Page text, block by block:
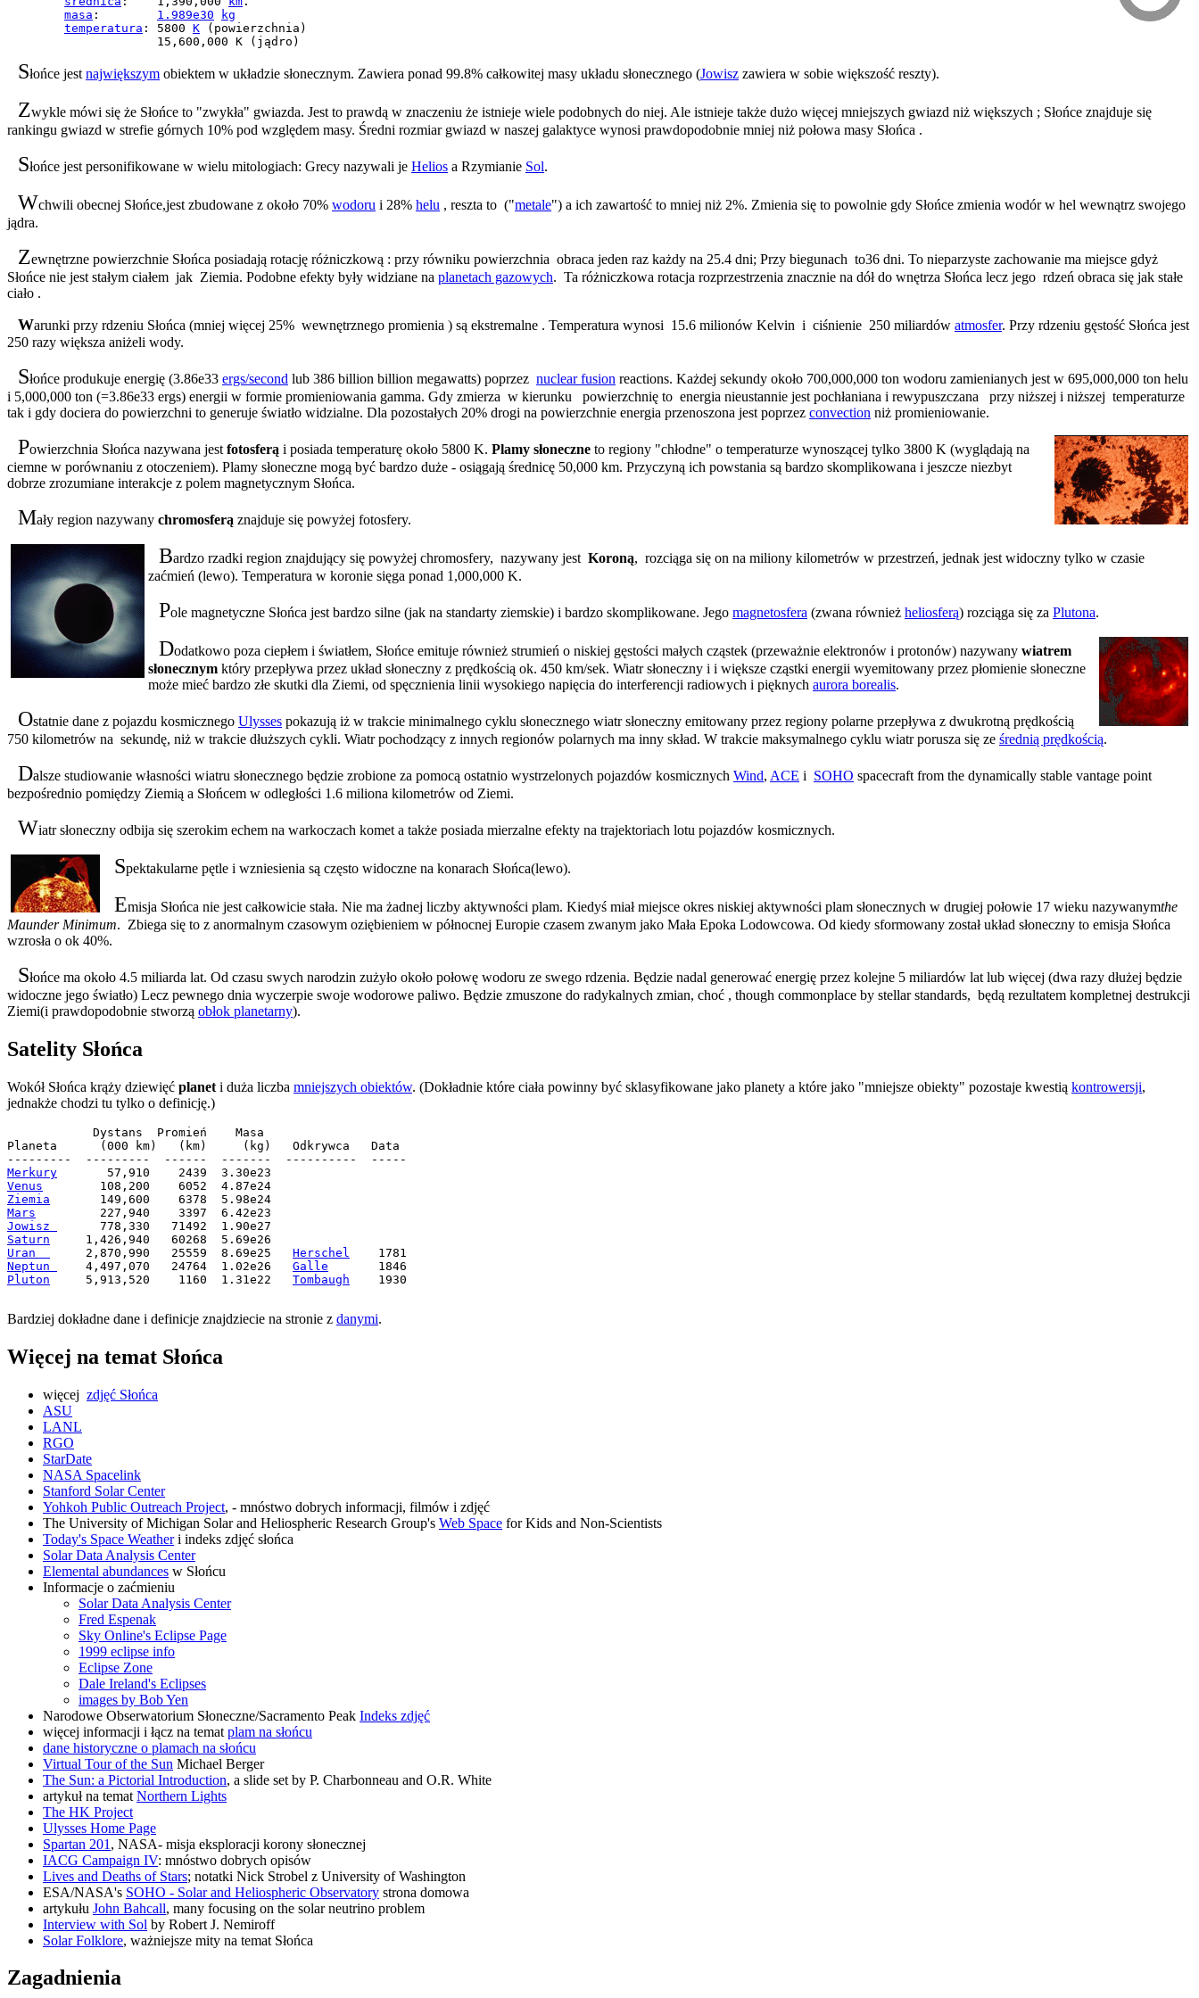
masa : 1.989e30
kg
temperatura : 5800 K (powierzchnia)
                     15,600,000 K (jądro)
Słońce jest największym obiektem w układzie słonecznym. Zawiera ponad 99.8% całkowitej masy układu słonecznego (Jowisz zawiera w sobie większość reszty).
Zwykle mówi się że Słońce to "zwykła" gwiazda. Jest to prawdą w znaczeniu że istnieje wiele podobnych do niej. Ale istnieje także dużo więcej mniejszych gwiazd niż większych ; Słońce znajduje się
rankingu gwiazd w strefie górnych 10% pod względem masy. Średni rozmiar gwiazd w naszej galaktyce wynosi prawdopodobnie mniej niż połowa masy Słońca .
Słońce jest personifikowane w wielu mitologiach: Grecy nazywali je Helios a Rzymianie Sol.
Wchwili obecnej Słońce,jest zbudowane z około 70% wodoru i 28% helu , reszta to ("metale") a ich zawartość to mniej niż 2%. Zmienia się to powolnie gdy Słońce zmienia wodór w hel wewnątrz swojego
jądra.
Zewnętrzne powierzchnie Słońca posiadają rotację różniczkową : przy równiku powierzchnia obraca jeden raz każdy na 25.4 dni; Przy biegunach to36 dni. To nieparzyste zachowanie ma miejsce gdyż
Słońce nie jest stałym ciałem jak Ziemia. Podobne efekty były widziane na planetach gazowych. Ta różniczkowa rotacja rozprzestrzenia znacznie na dół do wnętrza Słońca lecz jego rdzeń obraca się jak stałe
ciało .
Warunki przy rdzeniu Słońca (mniej więcej 25% wewnętrznego promienia ) są ekstremalne . Temperatura wynosi 15.6 milionów Kelvin i ciśnienie 250 miliardów atmosfer. Przy rdzeniu gęstość Słońca jest
250 razy większa aniżeli wody.
Słońce produkuje energię (3.86e33 ergs/second lub 386 billion billion megawatts) poprzez nuclear fusion reactions. Każdej sekundy około 700,000,000 ton wodoru zamienianych jest w 695,000,000 ton helu
i 5,000,000 ton (=3.86e33 ergs) energii w formie promieniowania gamma. Gdy zmierza w kierunku powierzchnię to energia nieustannie jest pochłaniana i rewypuszczana przy niższej i niższej temperaturze
tak i gdy dociera do powierzchni to generuje światło widzialne. Dla pozostałych 20% drogi na powierzchnie energia przenoszona jest poprzez convection niż promieniowanie.
Powierzchnia Słońca nazywana jest fotosferą i posiada temperaturę około 5800 K. Plamy słoneczne to regiony "chłodne" o temperaturze wynoszącej tylko 3800 K (wyglądają na
ciemne w porównaniu z otoczeniem). Plamy słoneczne mogą być bardzo duże - osiągają średnicę 50,000 km. Przyczyną ich powstania są bardzo skomplikowana i jeszcze niezbyt
dobrze zrozumiane interakcje z polem magnetycznym Słońca.
Mały region nazywany chromosferą znajduje się powyżej fotosfery.
Bardzo rzadki region znajdujący się powyżej chromosfery, nazywany jest Koroną, rozciąga się on na miliony kilometrów w przestrzeń, jednak jest widoczny tylko w czasie
zaćmień (lewo). Temperatura w koronie sięga ponad 1,000,000 K.
Pole magnetyczne Słońca jest bardzo silne (jak na standarty ziemskie) i bardzo skomplikowane. Jego magnetosfera (zwana również heliosferą) rozciąga się za Plutona.
Dodatkowo poza ciepłem i światłem, Słońce emituje również strumień o niskiej gęstości małych cząstek (przeważnie elektronów i protonów) nazywany wiatrem
słonecznym który przepływa przez układ słoneczny z prędkością ok. 450 km/sek. Wiatr słoneczny i i większe cząstki energii wyemitowany przez płomienie słoneczne
może mieć bardzo złe skutki dla Ziemi, od spęcznienia linii wysokiego napięcia do interferencji radiowych i pięknych aurora borealis.
Ostatnie dane z pojazdu kosmicznego Ulysses pokazują iż w trakcie minimalnego cyklu słonecznego wiatr słoneczny emitowany przez regiony polarne przepływa z dwukrotną prędkością
750 kilometrów na sekundę, niż w trakcie dłuższych cykli. Wiatr pochodzący z innych regionów polarnych ma inny skład. W trakcie maksymalnego cyklu wiatr porusza się ze średnią prędkością.
Dalsze studiowanie własności wiatru słonecznego będzie zrobione za pomocą ostatnio wystrzelonych pojazdów kosmicznych Wind, ACE i SOHO spacecraft from the dynamically stable vantage point
bezpośrednio pomiędzy Ziemią a Słońcem w odległości 1.6 miliona kilometrów od Ziemi.
Wiatr słoneczny odbija się szerokim echem na warkoczach komet a także posiada mierzalne efekty na trajektoriach lotu pojazdów kosmicznych.
Spektakularne pętle i wzniesienia są często widoczne na konarach Słońca(lewo).
Emisja Słońca nie jest całkowicie stała. Nie ma żadnej liczby aktywności plam. Kiedyś miał miejsce okres niskiej aktywności plam słonecznych w drugiej połowie 17 wieku nazywanymthe
Maunder Minimum. Zbiega się to z anormalnym czasowym oziębieniem w północnej Europie czasem zwanym jako Mała Epoka Lodowcowa. Od kiedy sformowany został układ słoneczny to emisja Słońca
wzrosła o ok 40%.
Słońce ma około 4.5 miliarda lat. Od czasu swych narodzin zużyło około połowę wodoru ze swego rdzenia. Będzie nadal generować energię przez kolejne 5 miliardów lat lub więcej (dwa razy dłużej będzie
widoczne jego światło) Lecz pewnego dnia wyczerpie swoje wodorowe paliwo. Będzie zmuszone do radykalnych zmian, choć , though commonplace by stellar standards, będą rezultatem kompletnej destrukcji
Ziemi(i prawdopodobnie stworzą obłok planetarny).
Satelity Słońca
Wokół Słońca krąży dziewięć planet i duża liczba mniejszych obiektów. (Dokładnie które ciała powinny być sklasyfikowane jako planety a które jako "mniejsze obiekty" pozostaje kwestią kontrowersji,
jednakże chodzi tu tylko o definicję.)
            Dystans  Promień    Masa
Planeta      (000 km)   (km)     (kg)   Odkrywca   Data
Merkury
Venus
Ziemia
Mars
Jowisz
Saturn
Uran
     2,870,990   25559  8.69e25
Herschel
Neptun
    4,497,070   24764  1.02e26
Galle
Pluton
     5,913,520    1160  1.31e22
Tombaugh
    1930
Bardziej dokładne dane i definicje znajdziecie na stronie z danymi.
Więcej na temat Słońca
więcej zdjęć Słońca
ASU
LANL
RGO
StarDate
NASA Spacelink
Stanford Solar Center
Yohkoh Public Outreach Project, - mnóstwo dobrych informacji, filmów i zdjęć
The University of Michigan Solar and Heliospheric Research Group's Web Space for Kids and Non-Scientists
Today's Space Weatheri indeks zdjęć słońca
Solar Data Analysis Center
Elemental abundances w Słońcu
Informacje o zaćmieniu
Solar Data Analysis Center
Fred Espenak
Sky Online's Eclipse Page
1999 eclipse info
Eclipse Zone
Dale Ireland's Eclipses
images by Bob Yen
Narodowe Obserwatorium Słoneczne/Sacramento Peak Indeks zdjęć
więcej informacji i łącz na temat plam na słońcu
dane historyczne o plamach na słońcu
Virtual Tour of the Sun Michael Berger
The Sun: a Pictorial Introduction, a slide set by P. Charbonneau and O.R. White
artykuł na temat Northern Lights
The HK Project
Ulysses Home Page
Spartan 201 , NASA- misja eksploracji korony słonecznej
IACG Campaign IV: mnóstwo dobrych opisów
Lives and Deaths of Stars; notatki Nick Strobel z University of Washington
ESA/NASA's SOHO - Solar and Heliospheric Observatory strona domowa
artykułu John Bahcall, many focusing on the solar neutrino problem
Interview with Sol by Robert J. Nemiroff
Solar Folklore, ważniejsze mity na temat Słońca
Zagadnienia